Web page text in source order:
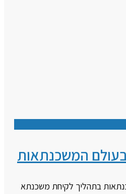
המשכנתאות
בתהליך לקיחת משכנתא